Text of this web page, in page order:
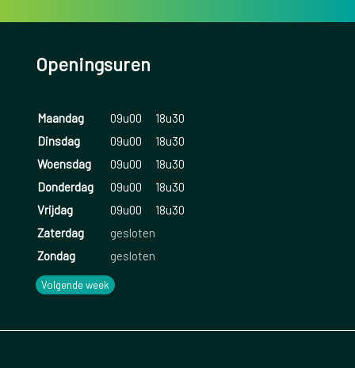
Openingsuren
Maandag 09u00
18u30
Dinsdag
09u00
18u30
Woensdag
09u00
18u30
Donderdag
09u00
18u30
Vrijdag
09u00
18u30
Zaterdag
gesloten
Zondag
gesloten
Volgende week